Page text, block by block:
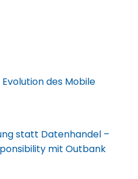
des Mobile
statt Datenhandel –
mit Outbank